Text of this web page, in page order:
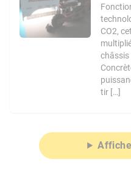
CO2,
châssis
tir […]